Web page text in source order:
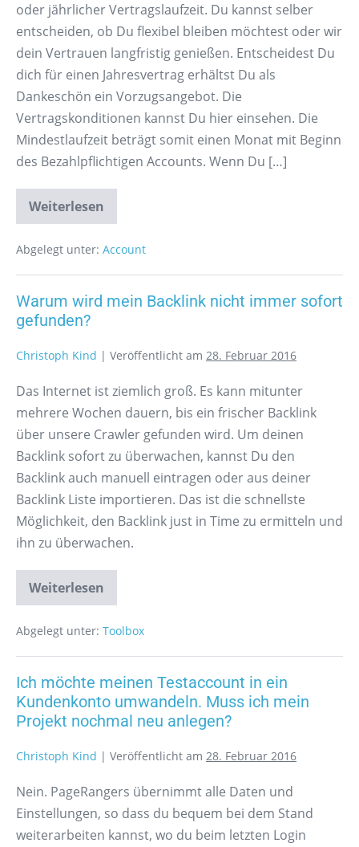
oder jährlicher Vertragslaufzeit. Du kannst selber
entscheiden, ob Du flexibel bleiben möchtest oder wir
dein Vertrauen langfristig genießen. Entscheidest Du
dich für einen Jahresvertrag erhältst Du als
Dankeschön ein Vorzugsangebot. Die
Vertragskonditionen kannst Du hier einsehen. Die
Mindestlaufzeit beträgt somit einen Monat mit Beginn
des Bezahlpflichtigen Accounts. Wenn Du […]
Weiterlesen
Abgelegt unter: Account
Warum wird mein Backlink nicht immer sofort
gefunden?
Christoph Kind | Veröffentlicht am 28. Februar 2016
Das Internet ist ziemlich groß. Es kann mitunter
mehrere Wochen dauern, bis ein frischer Backlink
über unsere Crawler gefunden wird. Um deinen
Backlink sofort zu überwachen, kannst Du den
Backlink auch manuell eintragen oder aus deiner
Backlink Liste importieren. Das ist die schnellste
Möglichkeit, den Backlink just in Time zu ermitteln und
ihn zu überwachen.
Weiterlesen
Abgelegt unter: Toolbox
Ich möchte meinen Testaccount in ein
Kundenkonto umwandeln. Muss ich mein
Projekt nochmal neu anlegen?
Christoph Kind | Veröffentlicht am 28. Februar 2016
Nein. PageRangers übernimmt alle Daten und
Einstellungen, so dass du bequem bei dem Stand
weiterarbeiten kannst, wo du beim letzten Login